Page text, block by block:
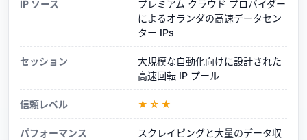
IP ソース
プレミアム クラウド プロバイダー
によるオランダの高速データセン
ター IPs
セッション
大規模な自動化向けに設計された
高速回転 IP プール
信頼レベル ★☆★
パフォーマンス
スクレイピングと大量のデータ収